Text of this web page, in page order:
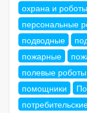
охрана и роботы
персональные
подводные
пожарные
полевые роботы
помощники